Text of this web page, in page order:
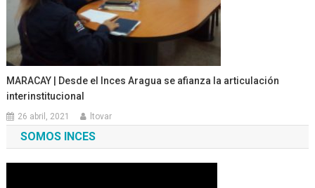
MARACAY | Desde el Inces Aragua se afianza la articulación
interinstitucional
26 abril, 2021 ltovar
SOMOS INCES